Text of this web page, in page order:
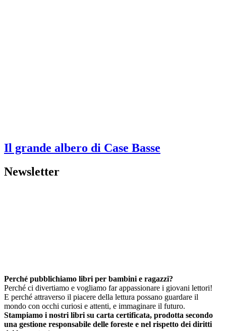
Il grande albero di Case Basse
Newsletter
Perché pubblichiamo libri per bambini e ragazzi?
Perché ci divertiamo e vogliamo far appassionare i giovani lettori!
E perché attraverso il piacere della lettura possano guardare il
mondo con occhi curiosi e attenti, e immaginare il futuro.
Stampiamo i nostri libri su carta certificata, prodotta secondo
una gestione responsabile delle foreste e nel rispetto dei diritti